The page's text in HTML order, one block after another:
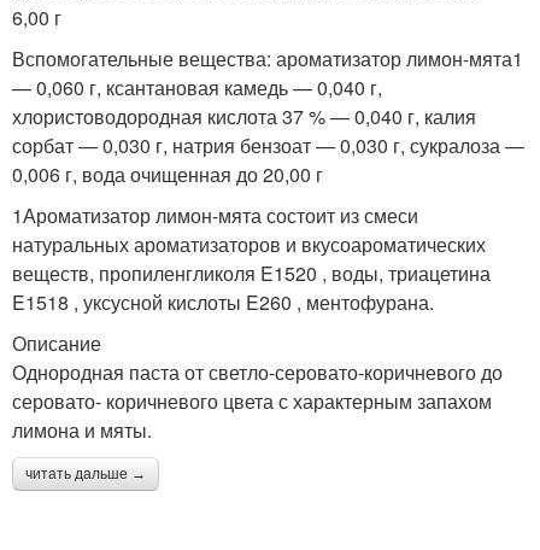
6,00 г
Вспомогательные вещества: ароматизатор лимон-мята1
— 0,060 г, ксантановая камедь — 0,040 г,
хлористоводородная кислота 37 % — 0,040 г, калия
сорбат — 0,030 г, натрия бензоат — 0,030 г, сукралоза —
0,006 г, вода очищенная до 20,00 г
1Ароматизатор лимон-мята состоит из смеси
натуральных ароматизаторов и вкусоароматических
веществ, пропиленгликоля E1520 , воды, триацетина
E1518 , уксусной кислоты E260 , ментофурана.
Описание
Однородная паста от светло-серовато-коричневого до
серовато- коричневого цвета с характерным запахом
лимона и мяты.
читать дальше →